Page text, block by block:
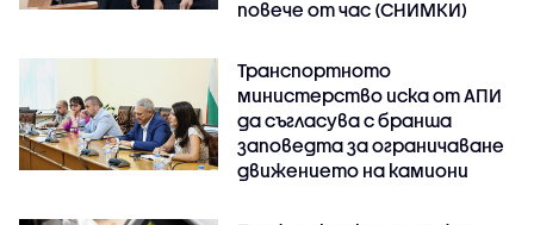
повече от час (СНИМКИ)
Транспортното
министерство иска от АПИ
да съгласува с бранша
заповедта за ограничаване
движението на камиони